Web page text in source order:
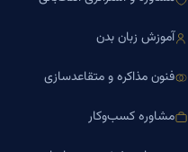
آموزش زبان بدن
فنون مذاکره و متقاعدسازی
مشاوره کسب‌وکار